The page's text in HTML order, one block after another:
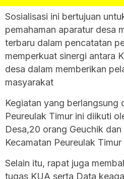
Sosialisasi ini bertujuan
pemahaman aparatur desa
terbaru dalam pencatatan
memperkuat sinergi antara
desa dalam memberikan
masyarakat
‎Kegiatan yang berlangsung
Peureulak Timur ini diikuti
Desa,20 orang Geuchik
Kecamatan Peureulak Timur
Selain itu, rapat juga
tugas KUA serta Data